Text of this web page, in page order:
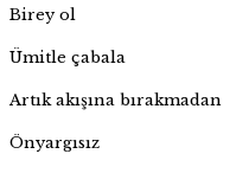
Birey ol
Ümitle çabala
Artık akışına bırakmadan
Önyargısız